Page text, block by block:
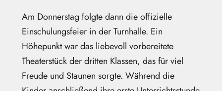
Am Donnerstag folgte dann die offizielle
Einschulungsfeier in der Turnhalle. Ein
Höhepunkt war das liebevoll vorbereitete
Theaterstück der dritten Klassen, das für viel
Freude und Staunen sorgte. Während die